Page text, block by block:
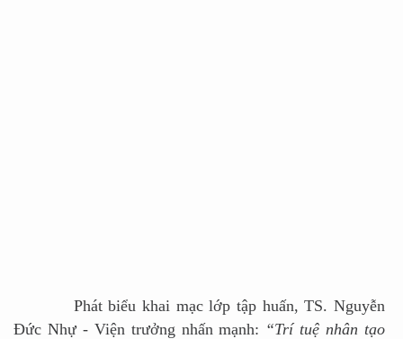
Phát biểu khai mạc lớp tập huấn, TS. Nguyễn
Đức Nhự - Viện trưởng nhấn mạnh: “Trí tuệ nhân tạo